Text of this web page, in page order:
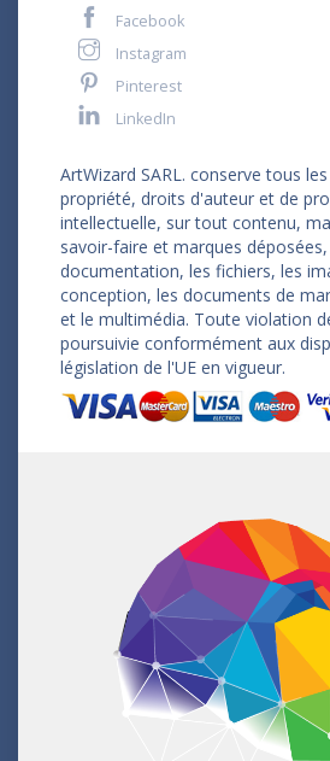
Facebook
Instagram
Pinterest
LinkedIn
ArtWizard SARL. conserve tous
propriété, droits d'auteur et de
intellectuelle, sur tout contenu,
savoir-faire et marques
documentation, les fichiers, les
conception, les documents de
et le multimédia. Toute violation
poursuivie conformément aux
législation de l'UE en vigueur.